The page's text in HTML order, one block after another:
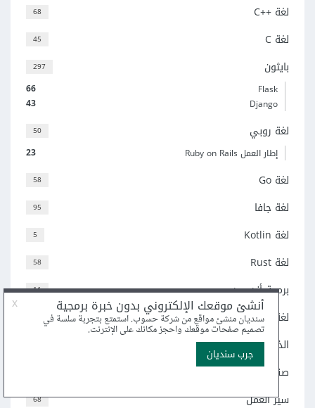
68 لغة C++‎
45 لغة C
297 بايثون
66
Flask
43
Django
50 لغة روبي
23 إطار العمل Ruby on Rails
58 لغة Go
95 لغة جافا
5 لغة Kotlin
58 لغة Rust
11 برمجة أندرويد
لغة R
الذكاء الاصطناعي
صناعة الألعاب
68 سير العمل